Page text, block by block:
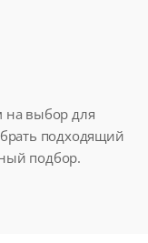
на выбор для
подходящий
подбор.